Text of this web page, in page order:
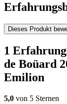
Dieses Produkt
1
de Boüard
Emilion
5,0 von 5 Sternen